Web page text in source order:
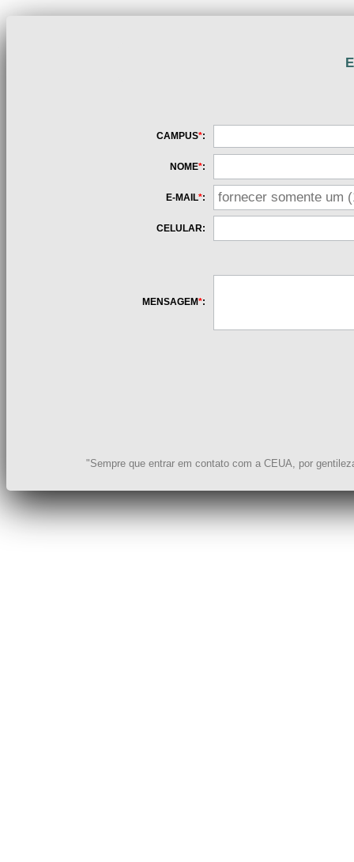
CAMPUS*:
NOME*:
E-MAIL*:
CELULAR:
MENSAGEM*:
"Sempre que entrar em contato com a CEUA, por